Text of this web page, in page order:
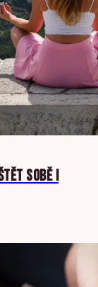
SOBĚ I